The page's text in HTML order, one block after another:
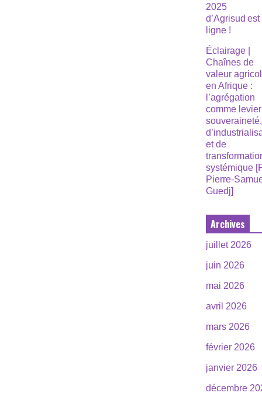
2025
d’Agrisud
ligne !
Éclairage |
Chaînes de
valeur
en Afrique :
l’agrégation
comme
souveraineté,
et de
systémique
Pierre-
Guedj]
Archives
juillet 2026
juin 2026
mai 2026
avril 2026
mars 2026
février 2026
janvier 2026
décembre